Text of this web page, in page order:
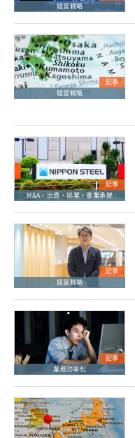
経営戦略
記事
経営戦略
記事
M&A・出資・協業・事業承継
記事
経営戦略
記事
業務効率化